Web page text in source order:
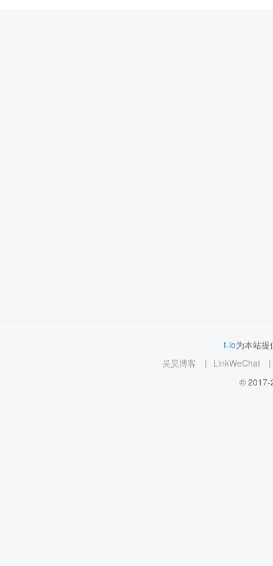
t-io为本站
吴昊博客
| LinkWeChat
|
© 2017-